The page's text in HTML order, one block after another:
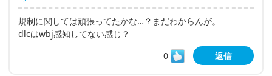
規制に関しては頑張ってたかな…？まだわからんが。
dlcはwbj感知してない感じ？
0
返信